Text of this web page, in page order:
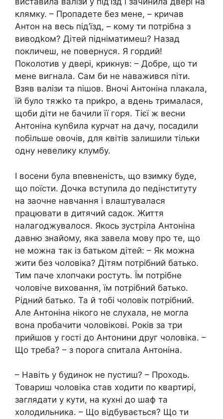
клямку. – Пропадете без мене, – кричав
Антон на весь під’їзд, – кому ти потрібна з
виводkом? Дітей підніматимеш? Назад
покличеш, не повернуся. Я гордий!
Поколотив у двері, крикнув: – Добре, що ти
мене вигнала. Сам би не наважився піти.
Взяв валізи та пішов. Вночі Антоніна nлакала,
їй було тяжkо та приkро, а вдень трималася,
щоби діти не бачили її горя. Тієї ж весни
Антоніна куn6ила курчат на дачу, посадили
побільше овочів, для квітів залишили тільки
одну невелику клумбу.
І восени була впевненість, що взимку буде,
що поїсти. Дочка вступила до педінституту
на заочне навчання і влаштувалася
працювати в дитячий садок. Життя
налагоджувалося. Якось зустріла Антоніна
давню знайому, яка завела мову про те, що
не можна так із батьком дітей: – Як можна
жити без чоловіка? Дітям потрібний батько.
Тим паче хлопчаки ростуть. Їм потрібне
чоловіче виховання, їм потрібний батько.
Рідний батько. Та й тобі чоловік потрібний.
Але Антоніна нікого не слухала, не могла
вона пробачити чоловікові. Років за три
прийшов у гості до Антонини друг чоловіка. –
Що треба? – з порога спитала Антоніна.
– Навіть у будинок не пустиш? – Проходь.
Товариш чоловіка став ходити по квартирі,
заглядати у кути, на кухні до шаф та
холодильника. – Що відбувається? Що ти